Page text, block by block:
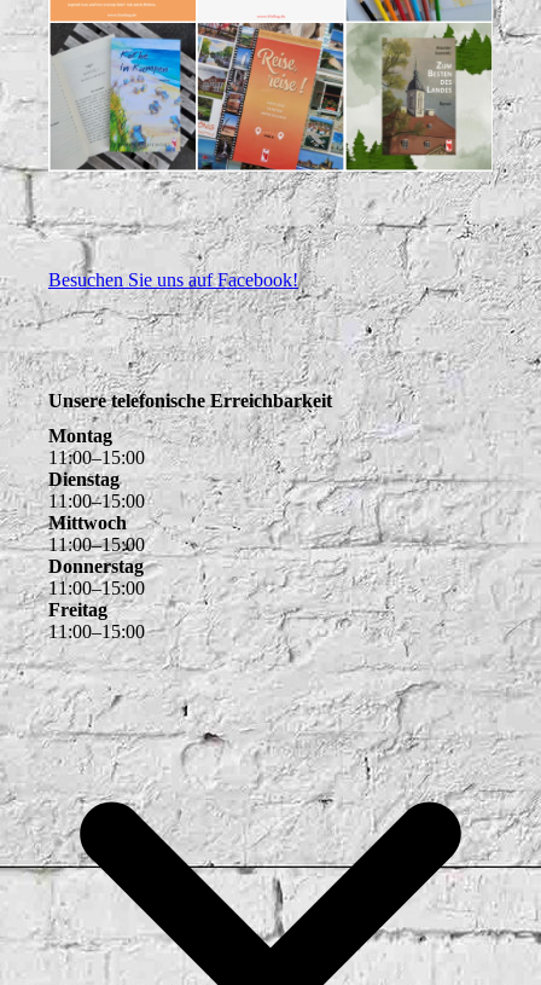
Besuchen Sie uns auf Facebook!
Unsere telefonische Erreichbarkeit
Montag
11:00–15:00
Dienstag
11:00–15:00
Mittwoch
11:00–15:00
Donnerstag
11:00–15:00
Freitag
11:00–15:00